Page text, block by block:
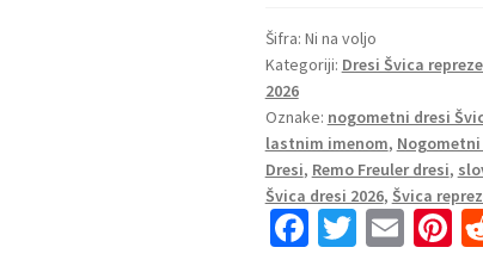
Remo
Freuler
#8
Gostujoči
SP
2026
zelena
Ženski
Šifra: Ni na voljo
Kategoriji: Dresi Švica
2026
Oznake: nogometni dresi
lastnim imenom,
Dresi, Remo Freuler dresi,
Švica dresi 2026, Švica
Fa T E Pi